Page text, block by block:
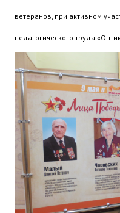
Организация УВП
ГИА
Карта ГИА РК
Советуем прочитать
Готовимся к новому
ДПО
Профессиональная
Повышение
ветеранов, при активном
педагогического труда